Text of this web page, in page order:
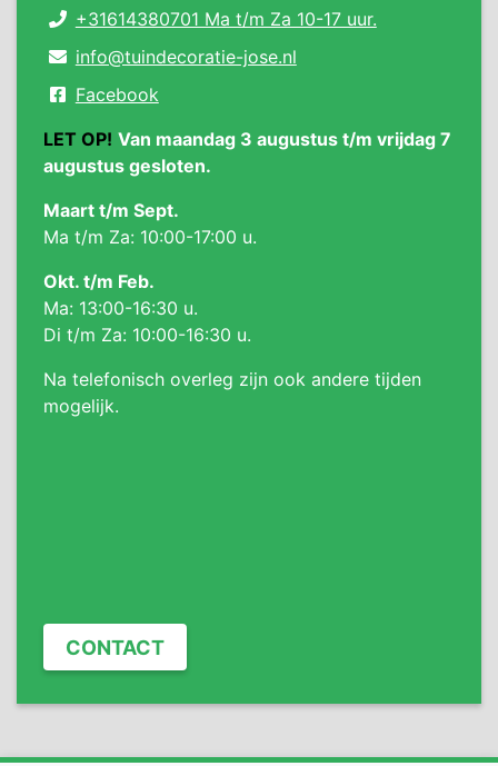
+31614380701 Ma t/m Za 10-17 uur.
info@tuindecoratie-jose.nl
Facebook
LET OP! Van maandag 3 augustus t/m vrijdag 7
augustus gesloten.
Maart t/m Sept.
Ma t/m Za: 10:00-17:00 u.
Okt. t/m Feb.
Ma: 13:00-16:30 u.
Di t/m Za: 10:00-16:30 u.
Na telefonisch overleg zijn ook andere tijden
mogelijk.
CONTACT